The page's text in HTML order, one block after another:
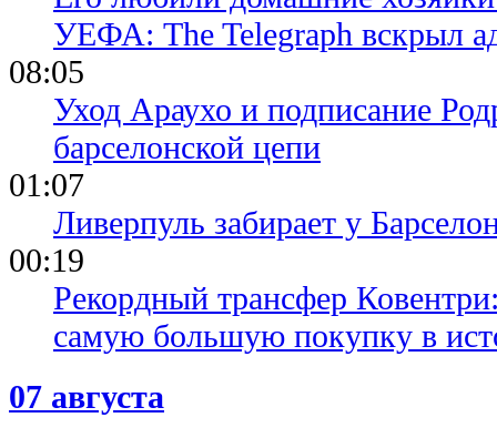
УЕФА: The Telegraph вскрыл
08:05
Уход Араухо и подписание
барселонской цепи
01:07
Ливерпуль забирает у
00:19
Рекордный трансфер
самую большую покупку в
07 августа